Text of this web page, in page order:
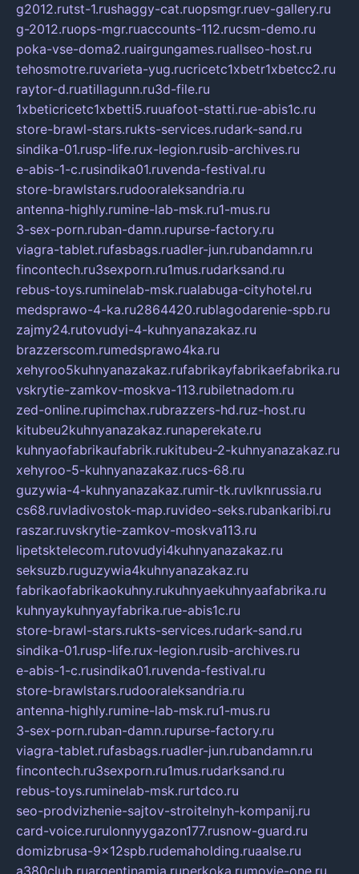
g2012.rutst-1.rushaggy-cat.ruopsmgr.ruev-gallery.ru
g-2012.ruops-mgr.ruaccounts-112.rucsm-demo.ru
poka-vse-doma2.ruairgungames.ruallseo-host.ru
tehosmotre.ruvarieta-yug.rucricetc1xbetr1xbetcc2.ru
raytor-d.ruatillagunn.ru3d-file.ru
1xbeticricetc1xbetti5.ruuafoot-statti.rue-abis1c.ru
store-brawl-stars.rukts-services.rudark-sand.ru
sindika-01.rusp-life.rux-legion.rusib-archives.ru
e-abis-1-c.rusindika01.ruvenda-festival.ru
store-brawlstars.rudooraleksandria.ru
antenna-highly.rumine-lab-msk.ru1-mus.ru
3-sex-porn.ruban-damn.rupurse-factory.ru
viagra-tablet.rufasbags.ruadler-jun.rubandamn.ru
fincontech.ru3sexporn.ru1mus.rudarksand.ru
rebus-toys.ruminelab-msk.rualabuga-cityhotel.ru
medsprawo-4-ka.ru2864420.rublagodarenie-spb.ru
zajmy24.rutovudyi-4-kuhnyanazakaz.ru
brazzerscom.rumedsprawo4ka.ru
xehyroo5kuhnyanazakaz.rufabrikayfabrikaefabrika.ru
vskrytie-zamkov-moskva-113.rubiletnadom.ru
zed-online.rupimchax.rubrazzers-hd.ruz-host.ru
kitubeu2kuhnyanazakaz.runaperekate.ru
kuhnyaofabrikaufabrik.rukitubeu-2-kuhnyanazakaz.ru
xehyroo-5-kuhnyanazakaz.rucs-68.ru
guzywia-4-kuhnyanazakaz.rumir-tk.ruvlknrussia.ru
cs68.ruvladivostok-map.ruvideo-seks.rubankaribi.ru
raszar.ruvskrytie-zamkov-moskva113.ru
lipetsktelecom.rutovudyi4kuhnyanazakaz.ru
seksuzb.ruguzywia4kuhnyanazakaz.ru
fabrikaofabrikaokuhny.rukuhnyaekuhnyaafabrika.ru
kuhnyaykuhnyayfabrika.rue-abis1c.ru
store-brawl-stars.rukts-services.rudark-sand.ru
sindika-01.rusp-life.rux-legion.rusib-archives.ru
e-abis-1-c.rusindika01.ruvenda-festival.ru
store-brawlstars.rudooraleksandria.ru
antenna-highly.rumine-lab-msk.ru1-mus.ru
3-sex-porn.ruban-damn.rupurse-factory.ru
viagra-tablet.rufasbags.ruadler-jun.rubandamn.ru
fincontech.ru3sexporn.ru1mus.rudarksand.ru
rebus-toys.ruminelab-msk.rurtdco.ru
seo-prodvizhenie-sajtov-stroitelnyh-kompanij.ru
card-voice.rurulonnyygazon177.rusnow-guard.ru
domizbrusa-9x12spb.rudemaholding.ruaalse.ru